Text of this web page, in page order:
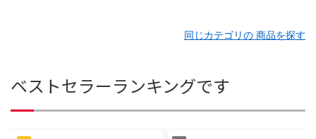
同じカテゴリの 商品を探す
ベストセラーランキングです